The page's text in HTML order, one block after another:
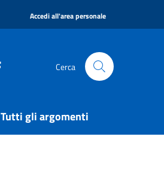
Accedi all'area personale
Cerca
Tutti gli argomenti